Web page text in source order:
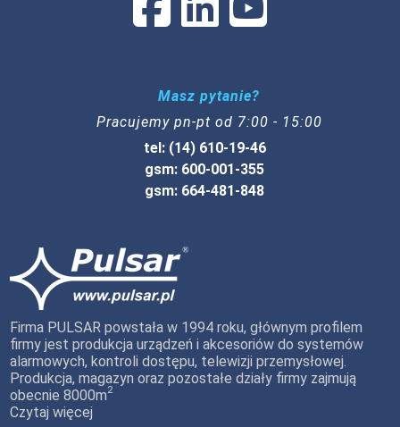
Masz pytanie?
Pracujemy pn-pt od 7:00 - 15:00
tel: (14) 610-19-46
gsm: 600-001-355
gsm: 664-481-848
Firma PULSAR powstała w 1994 roku, głównym profilem
firmy jest produkcja urządzeń i akcesoriów do systemów
alarmowych, kontroli dostępu, telewizji przemysłowej.
Produkcja, magazyn oraz pozostałe działy firmy zajmują
obecnie 8000m2
Czytaj więcej